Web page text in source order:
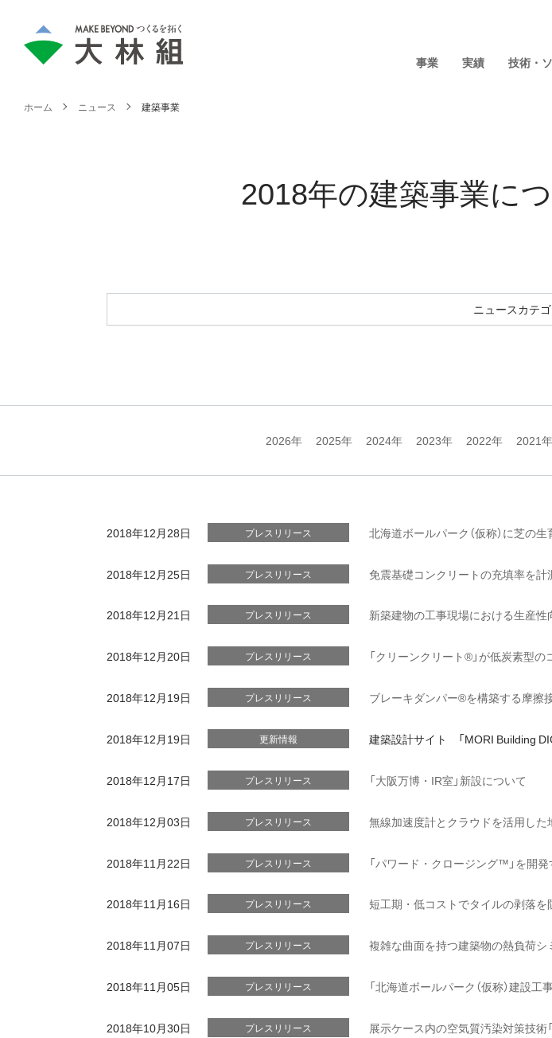
事業 実績 技術・
ホーム ニュース 建築事業
2018年の建築事業に
ニュースカテ
2026年 2025年 2024年 2023年 2022年 2021年
2018年12月28日 プレスリリース 北海道ボールパーク（仮称）に芝の
2018年12月25日 プレスリリース 免震基礎コンクリートの充填率を計
2018年12月21日 プレスリリース 新築建物の工事現場における生産
2018年12月20日 プレスリリース 「クリーンクリート®」が低炭素型
2018年12月19日 プレスリリース ブレーキダンパー®を構築する摩擦
2018年12月19日 更新情報 建築設計サイト 「MORI Building
2018年12月17日 プレスリリース 「大阪万博・IR室」新設について
2018年12月03日 プレスリリース 無線加速度計とクラウドを活用し
2018年11月22日 プレスリリース 「パワード・クロージング™」を開
2018年11月16日 プレスリリース 短工期・低コストでタイルの剥落
2018年11月07日 プレスリリース 複雑な曲面を持つ建築物の熱負荷シ
2018年11月05日 プレスリリース 「北海道ボールパーク（仮称）建設工
2018年10月30日 プレスリリース 展示ケース内の空気質汚染対策技術